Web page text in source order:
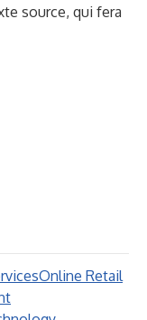
source, qui fera
Online Retail